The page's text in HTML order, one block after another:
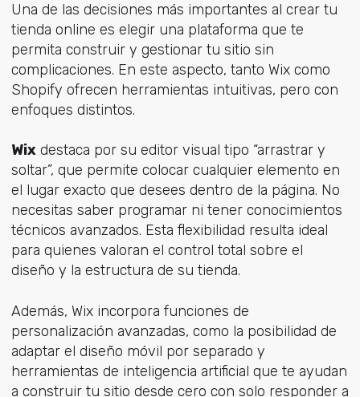
Una de las decisiones más importantes al crear tu
tienda online es elegir una plataforma que te
permita construir y gestionar tu sitio sin
complicaciones. En este aspecto, tanto Wix como
Shopify ofrecen herramientas intuitivas, pero con
enfoques distintos.
Wixdestaca por su editor visual tipo “arrastrar y
soltar”, que permite colocar cualquier elemento en
el lugar exacto que desees dentro de la página. No
necesitas saber programar ni tener conocimientos
técnicos avanzados. Esta flexibilidad resulta ideal
para quienes valoran el control total sobre el
diseño y la estructura de su tienda.
Además, Wix incorpora funciones de
personalización avanzadas, como la posibilidad de
adaptar el diseño móvil por separado y
herramientas de inteligencia artificial que te ayudan
a construir tu sitio desde cero con solo responder a